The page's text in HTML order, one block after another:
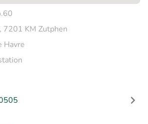
7201 KM Zutphen
Havre